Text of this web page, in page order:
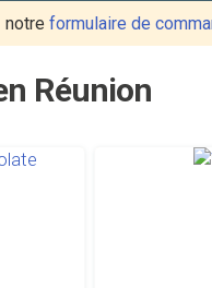
formulaire de
Réunion